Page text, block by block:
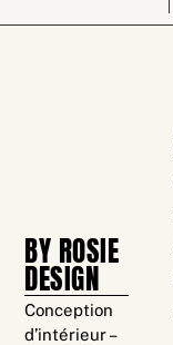
BY ROSIE
DESIGN
Conception
d’intérieur –